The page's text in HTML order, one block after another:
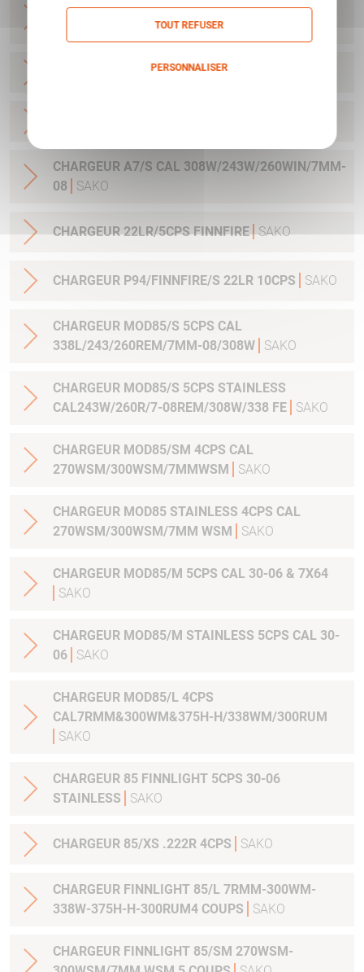
CHARGEUR A7/M CAL 25-06/270W/30-06
CHARGEUR A7/MCAL 7MMRM/338WIN
CHARGEUR A7/S CAL 308W/243W/260WIN/7MM-
08
SAKO
CHARGEUR 22LR/5CPS FINNFIRE SAKO
CHARGEUR P94/FINNFIRE/S 22LR 10CPS SAKO
CHARGEUR MOD85/S 5CPS CAL
338L/243/260REM/7MM-08/308W
SAKO
CHARGEUR MOD85/S 5CPS STAINLESS
CAL243W/260R/7-08REM/308W/338 FE
SAKO
CHARGEUR MOD85/SM 4CPS CAL
270WSM/300WSM/7MMWSM
SAKO
CHARGEUR MOD85 STAINLESS 4CPS CAL
270WSM/300WSM/7MM WSM
SAKO
CHARGEUR MOD85/M 5CPS CAL 30-06 & 7X64
SAKO
CHARGEUR MOD85/M STAINLESS 5CPS CAL 30-
06
SAKO
CHARGEUR MOD85/L 4CPS
CAL7RMM&300WM&375H-H/338WM/300RUM
SAKO
CHARGEUR 85 FINNLIGHT 5CPS 30-06
STAINLESS
SAKO
CHARGEUR 85/XS .222R 4CPS SAKO
CHARGEUR FINNLIGHT 85/L 7RMM-300WM-
338W-375H-H-300RUM4 COUPS
SAKO
CHARGEUR FINNLIGHT 85/SM 270WSM-
TOUT REFUSER
PERSONNALISER